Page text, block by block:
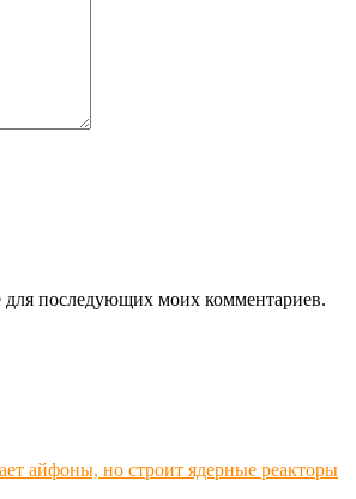
для последующих моих комментариев.